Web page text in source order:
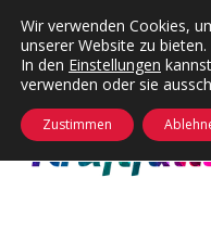
24
Wir verwenden Cookies,
unserer Website zu bieten.
In den Einstellungen
verwenden oder sie
Zustimmen